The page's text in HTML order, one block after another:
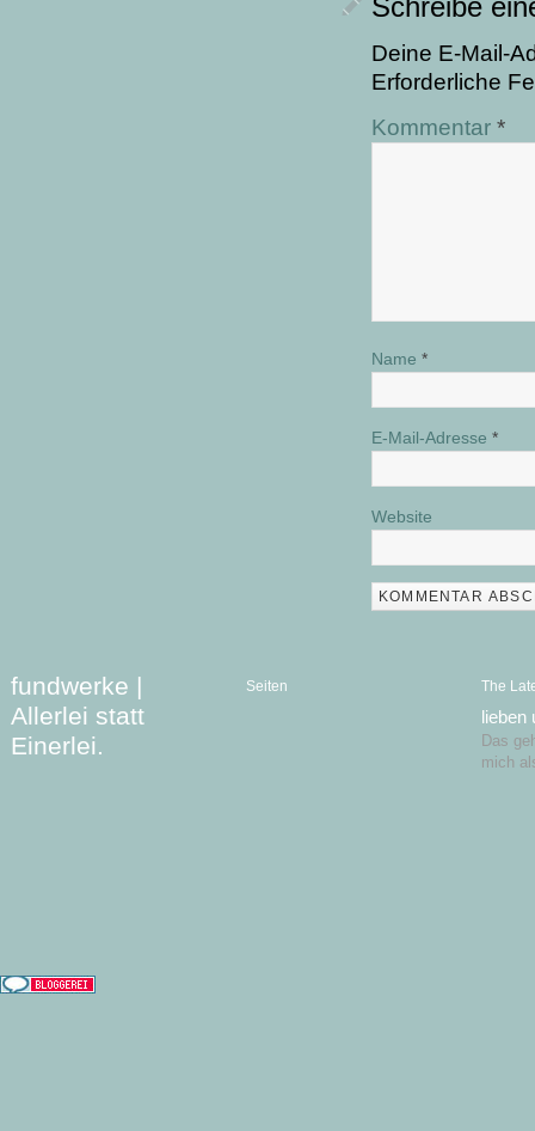
Schreibe
Deine E-Mail-
Erforderliche
Kommentar *
Name *
E-Mail-Adresse *
Website
fundwerke |
Allerlei statt
Einerlei.
Seiten The
lieben
Das
mich